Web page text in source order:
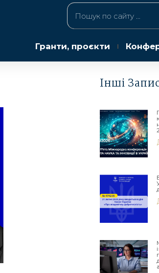
Гранти, проєкти
Інші